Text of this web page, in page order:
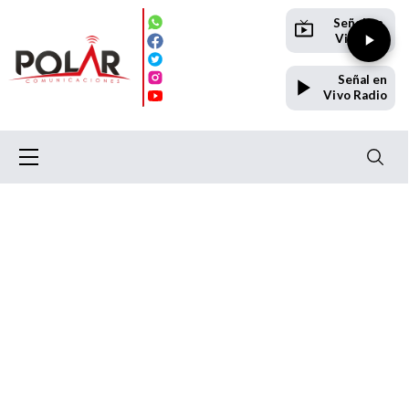
Señal en
Vivo TV
Señal en
Vivo Radio